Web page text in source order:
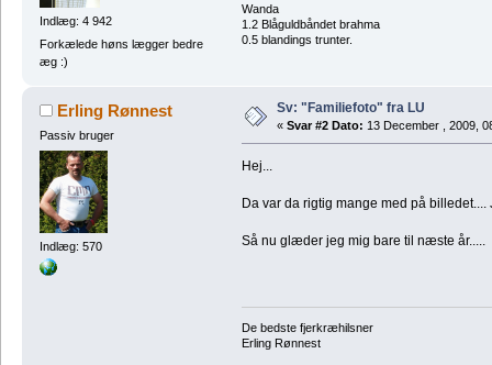
Indlæg: 4 942
Forkælede høns lægger bedre
æg :)
Wanda
1.2 Blåguldbåndet brahma
0.5 blandings trunter.
Erling Rønnest
Passiv bruger
Indlæg: 570
Sv: "Familiefoto" fra LU
« Svar #2 Dato: 13 December , 2009,
Hej...
Da var da rigtig mange med på billedet....
Så nu glæder jeg mig bare til næste år.....
De bedste fjerkræhilsner
Erling Rønnest